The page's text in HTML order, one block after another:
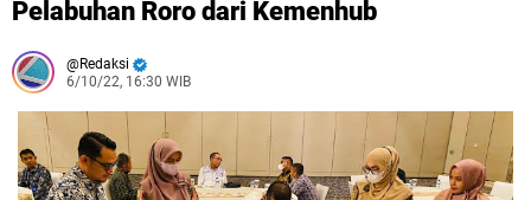
Pelabuhan Roro dari Kemenhub
Redaksi
6/10/22, 16:30 WIB